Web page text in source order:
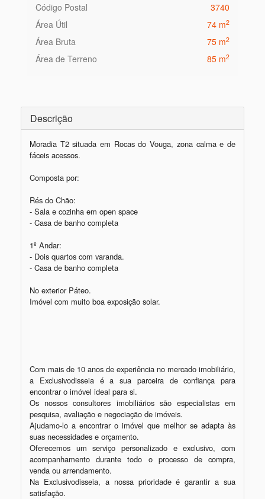
Código Postal
3740
Área Útil
74 m2
Área Bruta 75 m2
Área de Terreno 85 m2
Descrição
Moradia T2 situada em Rocas do Vouga, zona calma e de
fáceis acessos.
Composta por:
Rés do Chão:
- Sala e cozinha em open space
- Casa de banho completa
1º Andar:
- Dois quartos com varanda.
- Casa de banho completa
No exterior Páteo.
Imóvel com muito boa exposição solar.
Com mais de 10 anos de experiência no mercado imobiliário,
a Exclusivodisseia é a sua parceira de confiança para
encontrar o imóvel ideal para si.
Os nossos consultores imobiliários são especialistas em
pesquisa, avaliação e negociação de imóveis.
Ajudamo-lo a encontrar o imóvel que melhor se adapta às
suas necessidades e orçamento.
Oferecemos um serviço personalizado e exclusivo, com
acompanhamento durante todo o processo de compra,
venda ou arrendamento.
Na Exclusivodisseia, a nossa prioridade é garantir a sua
satisfação.